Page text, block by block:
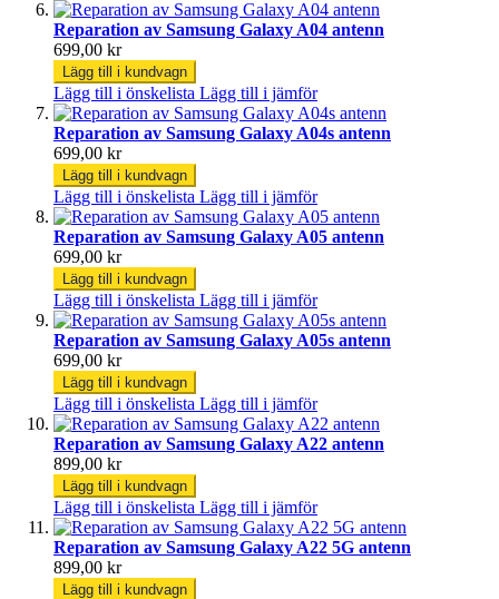
Reparation av Samsung Galaxy A04 antenn
699,00 kr
Lägg till i kundvagn
Lägg till i önskelista Lägg till i jämför
Reparation av Samsung Galaxy A04s antenn
699,00 kr
Lägg till i kundvagn
Lägg till i önskelista Lägg till i jämför
Reparation av Samsung Galaxy A05 antenn
699,00 kr
Lägg till i kundvagn
Lägg till i önskelista Lägg till i jämför
Reparation av Samsung Galaxy A05s antenn
699,00 kr
Lägg till i kundvagn
Lägg till i önskelista Lägg till i jämför
Reparation av Samsung Galaxy A22 antenn
899,00 kr
Lägg till i kundvagn
Lägg till i önskelista Lägg till i jämför
Reparation av Samsung Galaxy A22 5G antenn
899,00 kr
Lägg till i kundvagn